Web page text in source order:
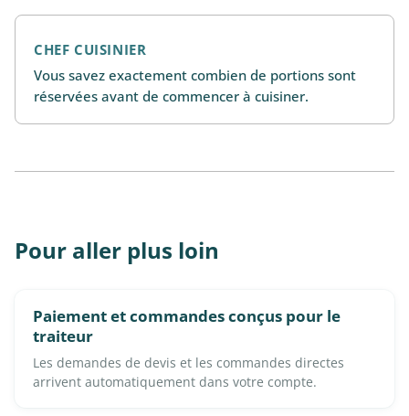
CHEF CUISINIER
Vous savez exactement combien de portions sont
réservées avant de commencer à cuisiner.
Pour aller plus loin
Paiement et commandes conçus pour le
traiteur
Les demandes de devis et les commandes directes
arrivent automatiquement dans votre compte.